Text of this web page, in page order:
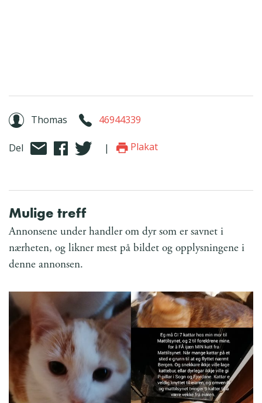
Thomas 46944339
Del | Plakat
Mulige treff
Annonsene under handler om dyr som er savnet i
nærheten, og likner mest på bildet og opplysningene i
denne annonsen.